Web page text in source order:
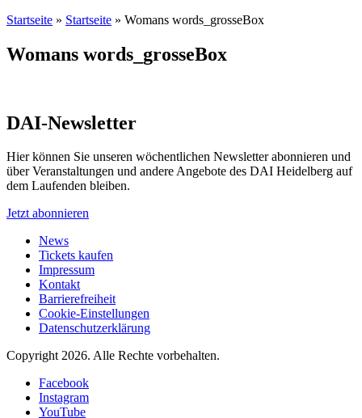
Startseite » Startseite » Womans words_grosseBox
Womans words_grosseBox
DAI-Newsletter
Hier können Sie unseren wöchentlichen Newsletter abonnieren und
über Veranstaltungen und andere Angebote des DAI Heidelberg auf
dem Laufenden bleiben.
Jetzt abonnieren
News
Tickets kaufen
Impressum
Kontakt
Barrierefreiheit
Cookie-Einstellungen
Datenschutzerklärung
Copyright 2026. Alle Rechte vorbehalten.
Facebook
Instagram
YouTube